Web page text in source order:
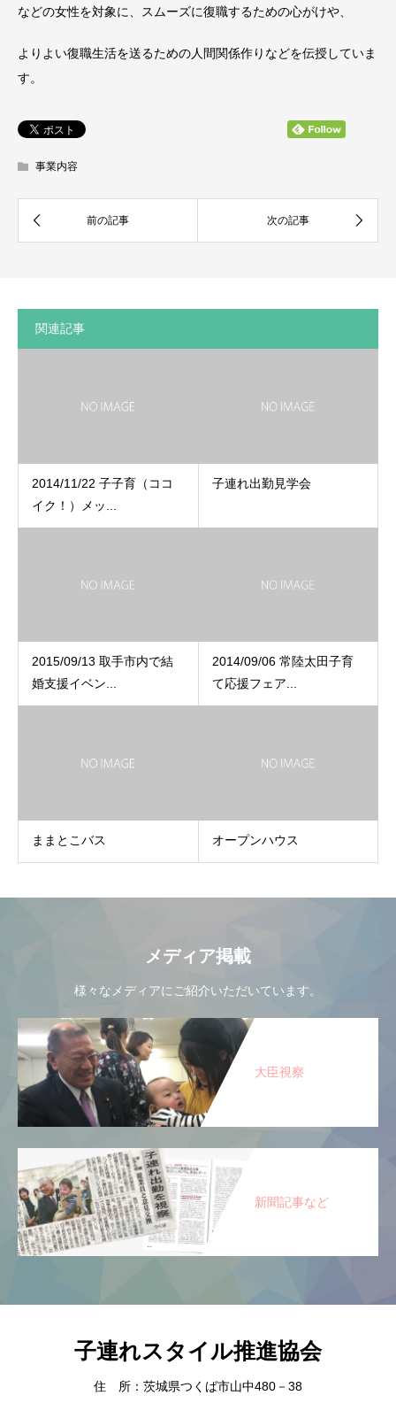
などの女性を対象に、スムーズに復職するための心がけや、
よりよい復職生活を送るための人間関係作りなどを伝授していま
す。
事業内容
関連記事
2014/11/22 子子育（ココ
イク！）メッ...
子連れ出勤見学会
2015/09/13 取手市内で結
婚支援イベン...
2014/09/06 常陸太田子育
て応援フェア...
ままとこバス オープンハウス
メディア掲載
様々なメディアにご紹介いただいています。
大臣視察
新聞記事など
子連れスタイル推進協会
住 所：茨城県つくば市山中480－38